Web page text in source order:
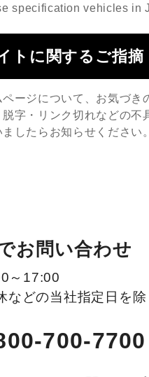
specification vehicles in
トに関するご指摘
ページについて、お気づき
脱字・リンク切れなどの不
したらお知らせください。
お問い合わせ
～17:00
などの当社指定日を除
700-7700